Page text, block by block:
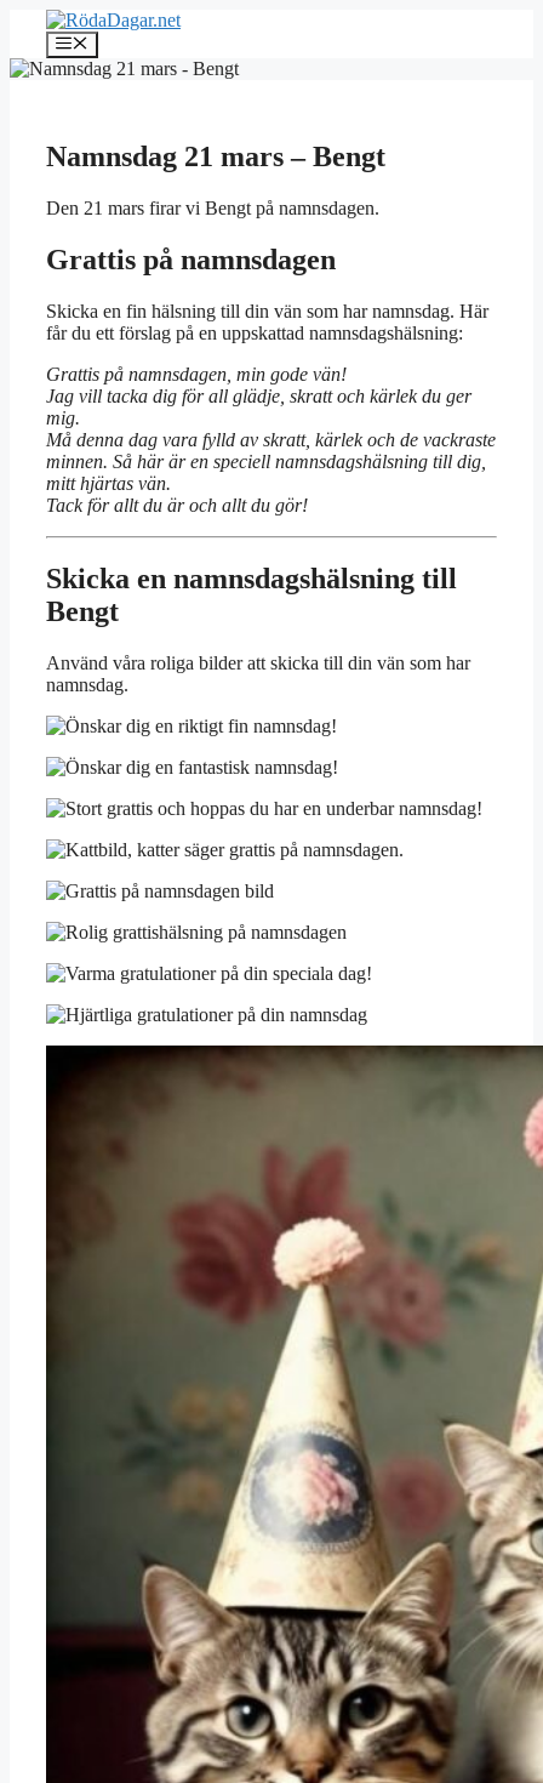
Hoppa
innehåll
Meny
Namnsdag 21 mars – Bengt
Den 21 mars firar vi Bengt på namnsdagen.
Grattis på namnsdagen
Skicka en fin hälsning till din vän som har namnsdag. Här
får du ett förslag på en uppskattad namnsdagshälsning:
Grattis på namnsdagen, min gode vän!
Jag vill tacka dig för all glädje, skratt och kärlek du ger
mig.
Må denna dag vara fylld av skratt, kärlek och de vackraste
minnen. Så här är en speciell namnsdagshälsning till dig,
mitt hjärtas vän.
Tack för allt du är och allt du gör!
Skicka en namnsdagshälsning till
Bengt
Använd våra roliga bilder att skicka till din vän som har
namnsdag.